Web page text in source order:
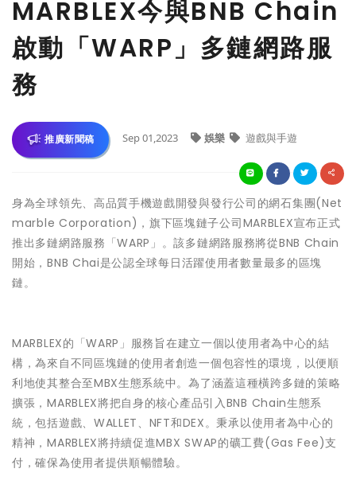
MARBLEX今與BNB Chain
啟動「WARP」多鏈網路服
務
推廣新聞稿 Sep 01,2023 娛樂 遊戲與手遊
身為全球領先、高品質手機遊戲開發與發行公司的網石集團(Net
marble Corporation)，旗下區塊鏈子公司MARBLEX宣布正式
推出多鏈網路服務「WARP」。該多鏈網路服務將從BNB Chain
開始，BNB Chai是公認全球每日活躍使用者數量最多的區塊
鏈。
MARBLEX的「WARP」服務旨在建立一個以使用者為中心的結
構，為來自不同區塊鏈的使用者創造一個包容性的環境，以便順
利地使其整合至MBX生態系統中。為了涵蓋這種橫跨多鏈的策略
擴張，MARBLEX將把自身的核心產品引入BNB Chain生態系
統，包括遊戲、WALLET、NFT和DEX。秉承以使用者為中心的
精神，MARBLEX將持續促進MBX SWAP的礦工費(Gas Fee)支
付，確保為使用者提供順暢體驗。